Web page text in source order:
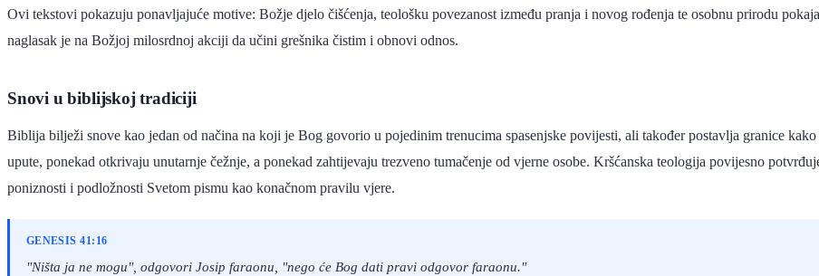
Ovi tekstovi pokazuju ponavljajuće motive: Božje djelo čišćenja, teološku povezanost između pranja i novog rođenja te osobnu prirodu
naglasak je na Božjoj milosrdnoj akciji da učini grešnika čistim i obnovi odnos.
Snovi u biblijskoj tradiciji
Biblija bilježi snove kao jedan od načina na koji je Bog govorio u pojedinim trenucima spasenjske povijesti, ali također postavlja granice
upute, ponekad otkrivaju unutarnje čežnje, a ponekad zahtijevaju trezveno tumačenje od vjerne osobe. Kršćanska teologija povijesno
poniznosti i podložnosti Svetom pismu kao konačnom pravilu vjere.
GENESIS 41:16
"Ništa ja ne mogu", odgovori Josip faraonu, "nego će Bog dati pravi odgovor faraonu."